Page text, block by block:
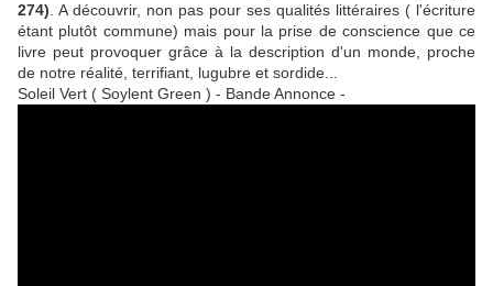
274) . A découvrir, non pas pour ses qualités littéraires ( l'écriture
étant plutôt commune) mais pour la prise de conscience que ce
livre peut provoquer grâce à la description d'un monde, proche
de notre réalité, terrifiant, lugubre et sordide...
Soleil Vert ( Soylent Green ) - Bande Annonce -